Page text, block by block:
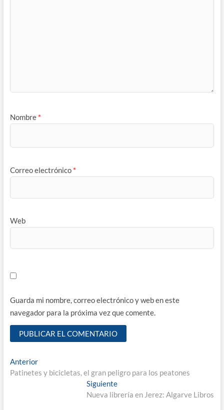
Nombre *
Correo electrónico *
Web
Guarda mi nombre, correo electrónico y web en este
navegador para la próxima vez que comente.
Navegación
de
AnteriorEntrada
anterior:
Patinetes y bicicletas, el gran peligro para los peatones
SiguienteEntrada
siguiente:
Nueva librería en Jerez: Algarve Libros